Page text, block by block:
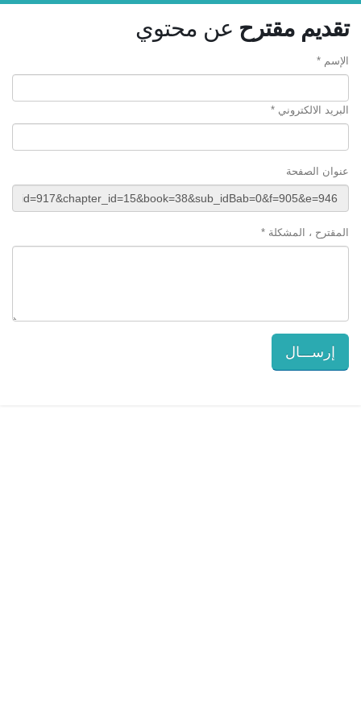
تقديم مقترح عن محتوي
الإسم *
البريد الالكتروني *
عنوان الصفحة
المقترح ، المشكلة *